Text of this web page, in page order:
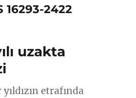
16293-2422
uzakta
etrafında